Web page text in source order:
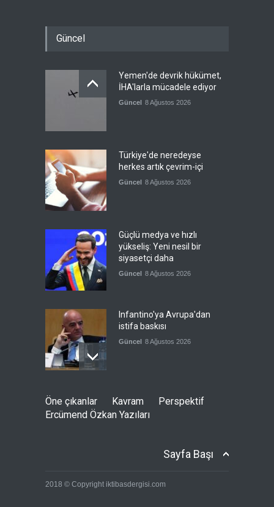
Güncel
Yemen'de devrik hükümet,
İHA'larla mücadele ediyor
Güncel 8 Ağustos 2026
Türkiye'de neredeyse
herkes artık çevrim-içi
Güncel 8 Ağustos 2026
Güçlü medya ve hızlı
yükseliş: Yeni nesil bir
siyasetçi daha
Güncel 8 Ağustos 2026
Infantino'ya Avrupa'dan
istifa baskısı
Güncel 8 Ağustos 2026
Kolombiya, solcu Petro'nun
yerine aşırı sağcı Espriella'yı
getirdi
Mekke Anlaşmasını övdü
Öne çıkanlar Kavram
Perspektif
Ercümend Özkan Yazıları
Sayfa Başı
2018 © Copyright iktibasdergisi.com